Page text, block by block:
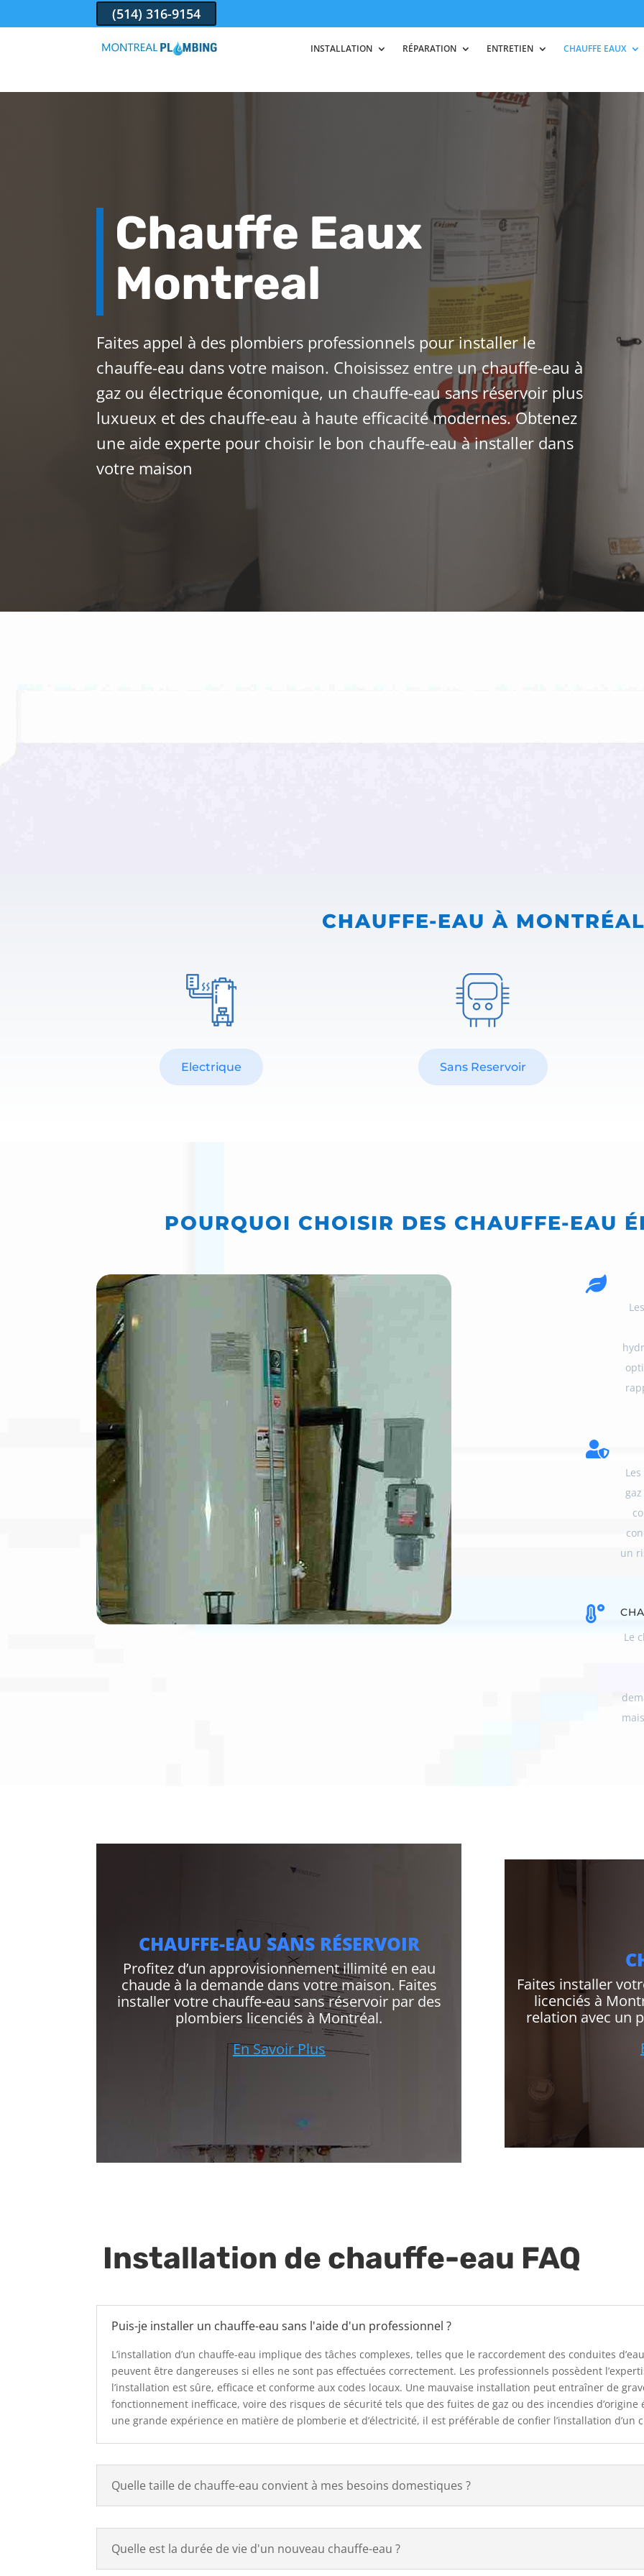
(514) 316-9154
INSTALLATION RÉPARATION ENTRETIEN CHAUFFE EAUX
Chauffe Eaux
Montreal
Faites appel à des plombiers professionnels pour installer le
chauffe-eau dans votre maison. Choisissez entre un chauffe-eau à
gaz ou électrique économique, un chauffe-eau sans réservoir plus
luxueux et des chauffe-eau à haute efficacité modernes. Obtenez
une aide experte pour choisir le bon chauffe-eau à installer dans
votre maison
CHAUFFE-EAU À MONTRÉAL
Electrique Sans Reservoir
POURQUOI CHOISIR DES CHAUFFE-EAU


un

Le
CHAUFFE-EAU SANS RÉSERVOIR
Profitez d’un approvisionnement illimité en eau
chaude à la demande dans votre maison. Faites
installer votre chauffe-eau sans réservoir par des
plombiers licenciés à Montréal.
En Savoir Plus
Faites installer
licenciés à
relation avec un
Installation de chauffe-eau FAQ
Puis-je installer un chauffe-eau sans l'aide d'un professionnel ?
L’installation d’un chauffe-eau implique des tâches complexes, telles que le raccordement des conduites
peuvent être dangereuses si elles ne sont pas effectuées correctement. Les professionnels possèdent
l’installation est sûre, efficace et conforme aux codes locaux. Une mauvaise installation peut entraîner de
fonctionnement inefficace, voire des risques de sécurité tels que des fuites de gaz ou des incendies d’origine
une grande expérience en matière de plomberie et d’électricité, il est préférable de confier l’installation d’un
Quelle taille de chauffe-eau convient à mes besoins domestiques ?
Quelle est la durée de vie d'un nouveau chauffe-eau ?